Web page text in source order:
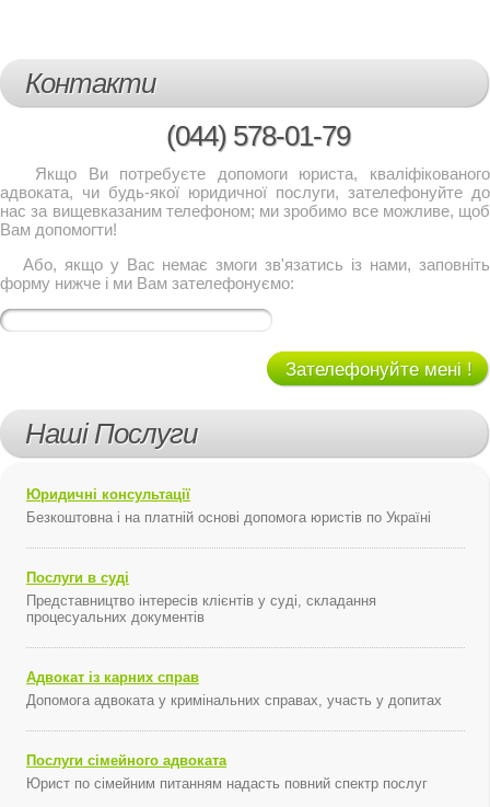
Контакти
(044) 578-01-79
Якщо Ви потребуєте допомоги юриста, кваліфікованого
адвоката, чи будь-якої юридичної послуги, зателефонуйте до
нас за вищевказаним телефоном; ми зробимо все можливе, щоб
Вам допомогти!
Або, якщо у Вас немає змоги зв'язатись із нами, заповніть
форму нижче і ми Вам зателефонуємо:
Зателефонуйте мені !
Наші Послуги
Юридичні консультації
Безкоштовна і на платній основі допомога юристів по Україні
Послуги в суді
Представництво інтересів клієнтів у суді, складання
процесуальних документів
Адвокат із карних справ
Допомога адвоката у кримінальних справах, участь у допитах
Послуги сімейного адвоката
Юрист по сімейним питанням надасть повний спектр послуг